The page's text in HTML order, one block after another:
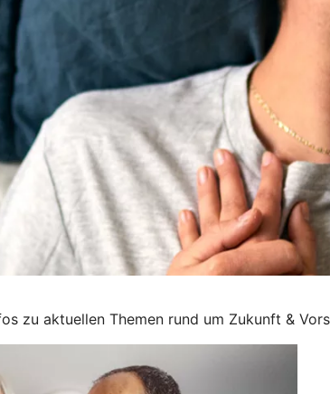
zu aktuellen Themen rund um Zukunft &